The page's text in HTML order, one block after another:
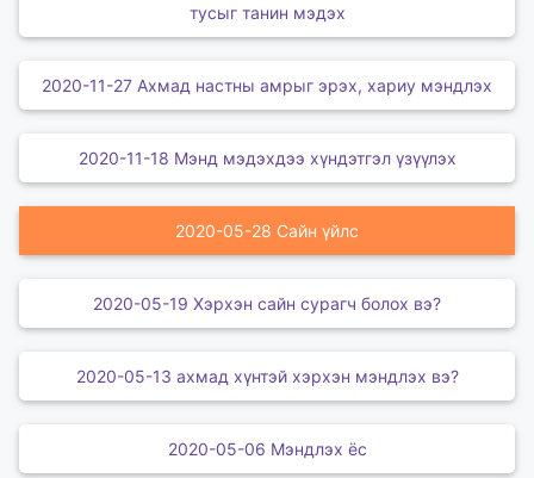
тусыг танин мэдэх
2020-11-27 Ахмад настны амрыг эрэх, хариу мэндлэх
2020-11-18 Мэнд мэдэхдээ хүндэтгэл үзүүлэх
2020-05-28 Сайн үйлс
2020-05-19 Хэрхэн сайн сурагч болох вэ?
2020-05-13 ахмад хүнтэй хэрхэн мэндлэх вэ?
2020-05-06 Мэндлэх ёс